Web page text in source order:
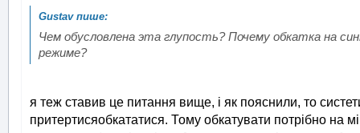
Чем обусловлена эта глупость? Почему обкатка на
режиме?
я теж ставив це питання вище, і як пояснили, то
притертисяобкататися. Тому обкатувати потрібно на